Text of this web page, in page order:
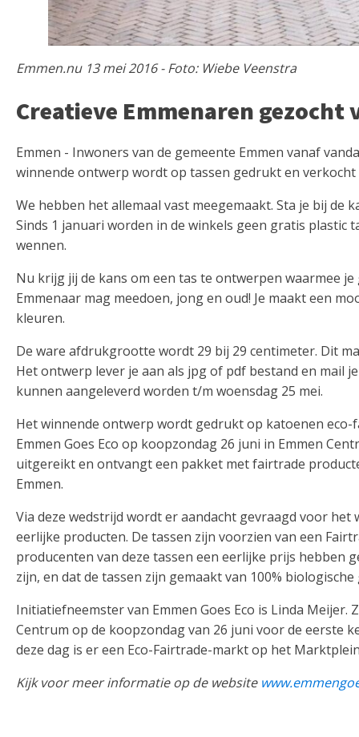
Emmen.nu 13 mei 2016 - Foto: Wiebe Veenstra
Creatieve Emmenaren
Emmen - Inwoners van de gemeente Emmen vanaf
winnende ontwerp wordt op tassen gedrukt en verkocht
We hebben het allemaal vast meegemaakt. Sta je bij de
Sinds 1 januari worden in de winkels geen gratis plastic
wennen.
Nu krijg jij de kans om een tas te ontwerpen waarmee
Emmenaar mag meedoen, jong en oud! Je maakt een
kleuren.
De ware afdrukgrootte wordt 29 bij 29 centimeter. Dit
Het ontwerp lever je aan als jpg of pdf bestand en mail
kunnen aangeleverd worden t/m woensdag 25 mei.
Het winnende ontwerp wordt gedrukt op katoenen
Emmen Goes Eco op koopzondag 26 juni in Emmen
uitgereikt en ontvangt een pakket met fairtrade
Emmen.
Via deze wedstrijd wordt er aandacht gevraagd voor
eerlijke producten. De tassen zijn voorzien van een
producenten van deze tassen een eerlijke prijs hebben
zijn, en dat de tassen zijn gemaakt van 100%
Initiatiefneemster van Emmen Goes Eco is Linda
Centrum op de koopzondag van 26 juni voor de eerste
deze dag is er een Eco-Fairtrade-markt op het
Kijk voor meer informatie op de website